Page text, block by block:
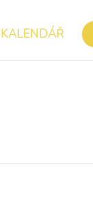
KALENDÁŘ